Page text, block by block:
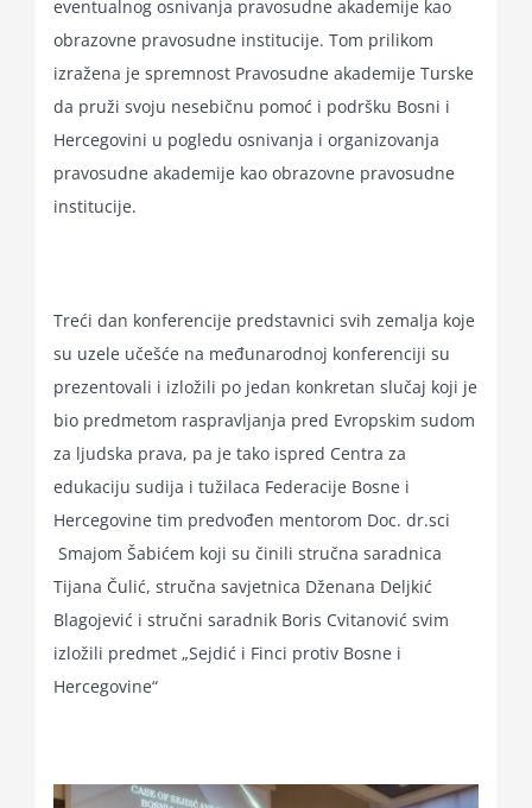
eventualnog osnivanja pravosudne akademije kao
obrazovne pravosudne institucije. Tom prilikom
izražena je spremnost Pravosudne akademije Turske
da pruži svoju nesebičnu pomoć i podršku Bosni i
Hercegovini u pogledu osnivanja i organizovanja
pravosudne akademije kao obrazovne pravosudne
institucije.
Treći dan konferencije predstavnici svih zemalja koje
su uzele učešće na međunarodnoj konferenciji su
prezentovali i izložili po jedan konkretan slučaj koji je
bio predmetom raspravljanja pred Evropskim sudom
za ljudska prava, pa je tako ispred Centra za
edukaciju sudija i tužilaca Federacije Bosne i
Hercegovine tim predvođen mentorom Doc. dr.sci
Smajom Šabićem koji su činili stručna saradnica
Tijana Čulić, stručna savjetnica Dženana Deljkić
Blagojević i stručni saradnik Boris Cvitanović svim
izložili predmet „Sejdić i Finci protiv Bosne i
Hercegovine“